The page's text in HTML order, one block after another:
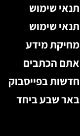
תנאי שימוש
תנאי שימוש
מחיקת מידע
אתם הכתבים
חדשות בפייסבוק
באר שבע ביחד